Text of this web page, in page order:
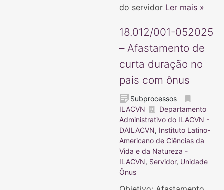
do servidor Ler mais »
18.012/001-052025
– Afastamento de
curta duração no
pais com ônus
Subprocessos
ILACVN
Departamento
Administrativo do ILACVN -
DAILACVN, Instituto Latino-
Americano de Ciências da
Vida e da Natureza -
ILACVN, Servidor, Unidade
Ônus